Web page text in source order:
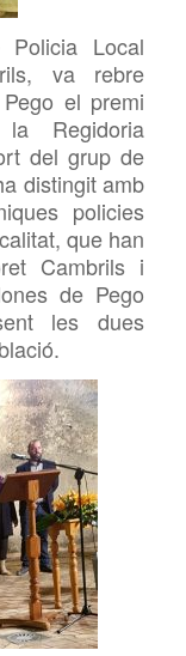
Policia Local
va rebre
el premi
Regidoria
del grup de
distingit amb
policies
que han
Cambrils i
de Pego
les dues